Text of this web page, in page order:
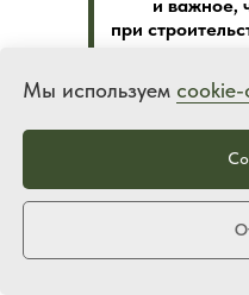
и важное,
при
Мы используем